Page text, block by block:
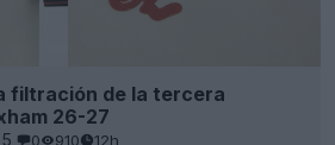
filtración de la tercera
26-27
5 0 910 12h